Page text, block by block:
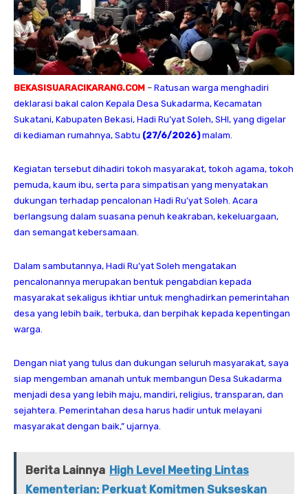
BEKASISUARACIKARANG.COM – Ratusan warga menghadiri
deklarasi bakal calon Kepala Desa Sukadarma, Kecamatan
Sukatani, Kabupaten Bekasi, Hadi Ru’yat Soleh, SHI, yang digelar
di kediaman rumahnya, Sabtu (27/6/2026)malam.
Kegiatan tersebut dihadiri tokoh masyarakat, tokoh agama, tokoh
pemuda, kaum ibu, serta para simpatisan yang menyatakan
dukungan terhadap pencalonan Hadi Ru’yat Soleh. Acara
berlangsung dalam suasana penuh keakraban, kekeluargaan,
dan semangat kebersamaan.
Dalam sambutannya, Hadi Ru’yat Soleh mengatakan
pencalonannya merupakan bentuk pengabdian kepada
masyarakat sekaligus ikhtiar untuk menghadirkan pemerintahan
desa yang lebih baik, terbuka, dan berpihak kepada kepentingan
warga.
Dengan niat yang tulus dan dukungan seluruh masyarakat, saya
siap mengemban amanah untuk membangun Desa Sukadarma
menjadi desa yang lebih maju, mandiri, religius, transparan, dan
sejahtera. Pemerintahan desa harus hadir untuk melayani
masyarakat dengan baik,” ujarnya.
Berita Lainnya High Level Meeting Lintas
Kementerian: Perkuat Komitmen Sukseskan